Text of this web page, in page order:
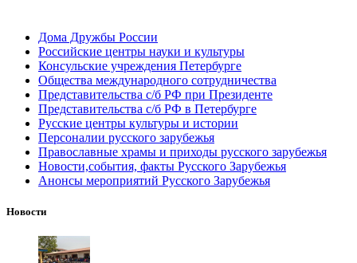
Дома Дружбы России
Российские центры науки и культуры
Консульские учреждения Петербурге
Общества международного сотрудничества
Представительства с/б РФ при Президенте
Представительства с/б РФ в Петербурге
Русские центры культуры и истории
Персоналии русского зарубежья
Православные храмы и приходы русского зарубежья
Новости,события, факты Русского Зарубежья
Анонсы мероприятий Русского Зарубежья
Новости